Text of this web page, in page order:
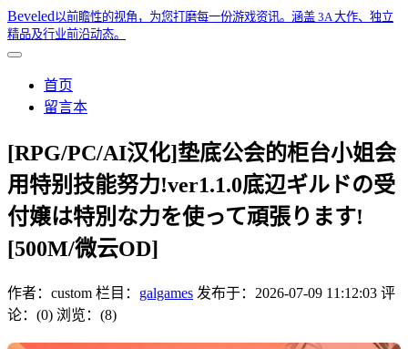
Beveled以前瞻性的视角，为您打磨每一份游戏资讯。涵盖 3A 大作、独立
精品及行业前沿动态。
首页
留言本
[RPG/PC/AI汉化]垫底公会的柜台小姐会
用特别技能努力!ver1.1.0底辺ギルドの受
付嬢は特別な力を使って頑張ります!
[500M/微云OD]
作者： custom 栏目： galgames 发布于： 2026-07-09 11:12:03 评
论：(0) 浏览：(8)